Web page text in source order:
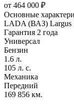
от 464 000 ₽
Основные
LADA (ВАЗ) Largus
Гарантия 2 года
Универсал
Бензин
1.6 л.
105 л. с.
Механика
Передний
169 856 км.